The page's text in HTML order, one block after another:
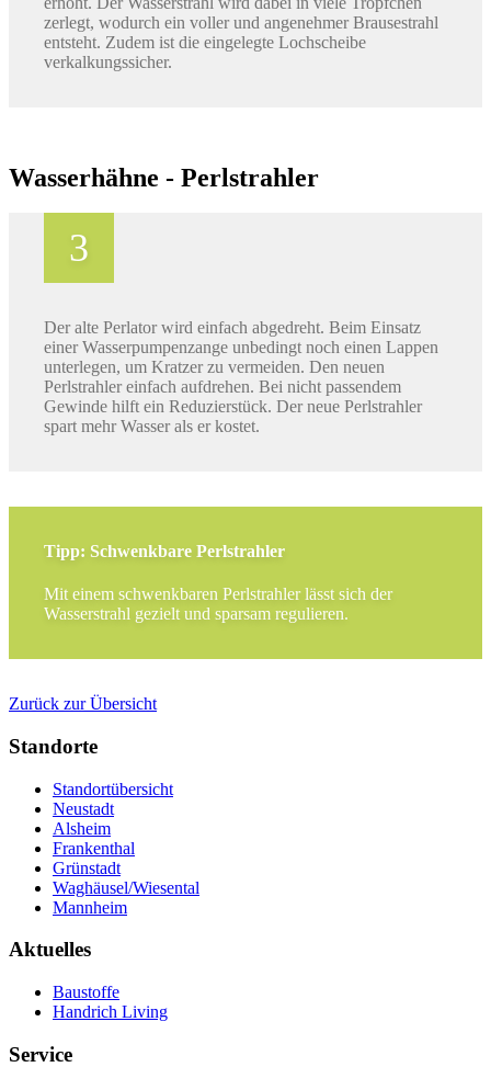
zerlegt, wodurch ein voller und angenehmer Brausestrahl
entsteht. Zudem ist die eingelegte Lochscheibe
verkalkungssicher.
Wasserhähne - Perlstrahler
Der alte Perlator wird einfach abgedreht. Beim Einsatz
einer Wasserpumpenzange unbedingt noch einen Lappen
unterlegen, um Kratzer zu vermeiden. Den neuen
Perlstrahler einfach aufdrehen. Bei nicht passendem
Gewinde hilft ein Reduzierstück. Der neue Perlstrahler
spart mehr Wasser als er kostet.
Tipp: Schwenkbare Perlstrahler
Mit einem schwenkbaren Perlstrahler lässt sich der
Wasserstrahl gezielt und sparsam regulieren.
Zurück zur Übersicht
Standorte
Standortübersicht
Neustadt
Alsheim
Frankenthal
Grünstadt
Waghäusel/Wiesental
Mannheim
Aktuelles
Baustoffe
Handrich Living
Service